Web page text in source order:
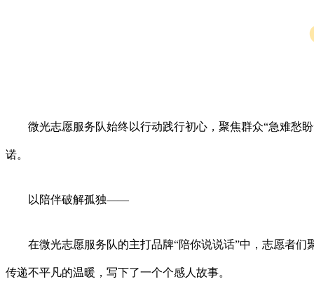
微光志愿服务队始终以行动践行初心，聚焦群众“急难愁
诺。
以陪伴破解孤独——
在微光志愿服务队的主打品牌“陪你说说话”中，志愿者
传递不平凡的温暖，写下了一个个感人故事。